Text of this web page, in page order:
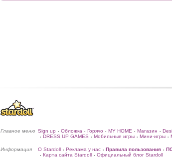
Главное меню Sign up • Обложка • Горячо • MY HOME • Магазин •
• DRESS UP GAMES • Мобильные игры • Мини-игры •
Информация О Stardoll • Реклама у нас • Правила пользования •
• Карта сайта Stardoll • Официальный блог Stardoll